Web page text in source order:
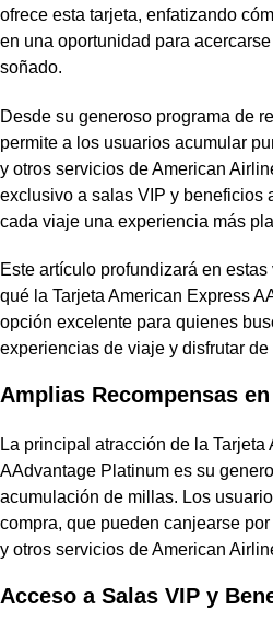
ofrece esta tarjeta, enfatizando
en una oportunidad para
soñado.
Desde su generoso programa de
permite a los usuarios acumular
y otros servicios de American
exclusivo a salas VIP y beneficios
cada viaje una experiencia más
Este artículo profundizará en
qué la Tarjeta American Express
opción excelente para quienes
experiencias de viaje y disfrutar
Amplias Recompensas
La principal atracción de la Tarjeta
AAdvantage Platinum es su
acumulación de millas. Los
compra, que pueden canjearse
y otros servicios de American
Acceso a Salas VIP y